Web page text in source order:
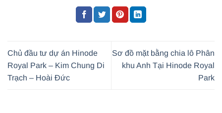
Chủ đầu tư dự án Hinode
Royal Park – Kim Chung Di
Trạch – Hoài Đức
Sơ đồ mặt bằng chia lô Phân
khu Anh Tại Hinode Royal
Park